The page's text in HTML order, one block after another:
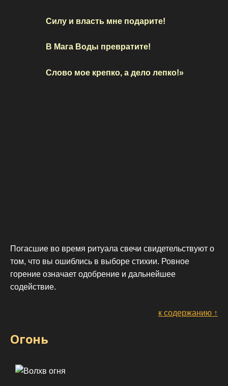
Силу и власть мне подарите!
В Мага Воды превратите!
Слово мое крепко, а дело лепко!»
Погасшие во время ритуала свечи свидетельствуют о
том, что вы ошиблись в выборе стихии. Ровное
горение означает одобрение и дальнейшее
содействие.
к содержанию ↑
Огонь